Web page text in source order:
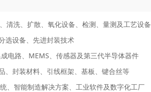
清洗、扩散、氧化设备、检测、量测及工艺设备
选设备、先进封装技术
电路、MEMS、传感器及第三代半导体器件
、封装材料、引线框架、基板、键合丝等
、智能制造解决方案、工业软件及数字化工厂